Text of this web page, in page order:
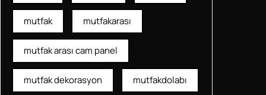
mutfak mutfakarası
mutfak arası cam panel
mutfak dekorasyon mutfakdolabı